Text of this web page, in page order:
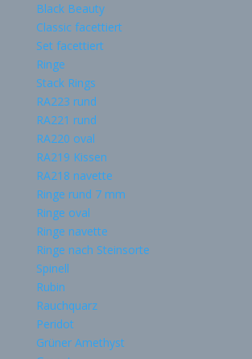
Black Beauty
Classic facettiert
Set facettiert
Ringe
Stack Rings
RA223 rund
RA221 rund
RA220 oval
RA219 Kissen
RA218 navette
Ringe rund 7 mm
Ringe oval
Ringe navette
Ringe nach Steinsorte
Spinell
Rubin
Rauchquarz
Peridot
Grüner Amethyst